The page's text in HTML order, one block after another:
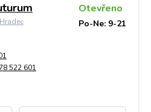
Otevřeno
Po-Ne: 9-21
522 601